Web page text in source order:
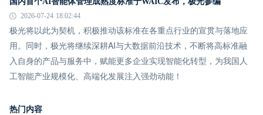
2026-07-24 18:02:44
极光将以此为契机，积极推动该标准在各重点行业的宣贯与落地应
用。同时，极光将继续深耕AI与大数据前沿技术，不断将高标准融
入自身的产品与服务中，赋能更多企业实现智能化转型，为我国人
工智能产业规模化、高端化发展注入强劲动能！
热门内容